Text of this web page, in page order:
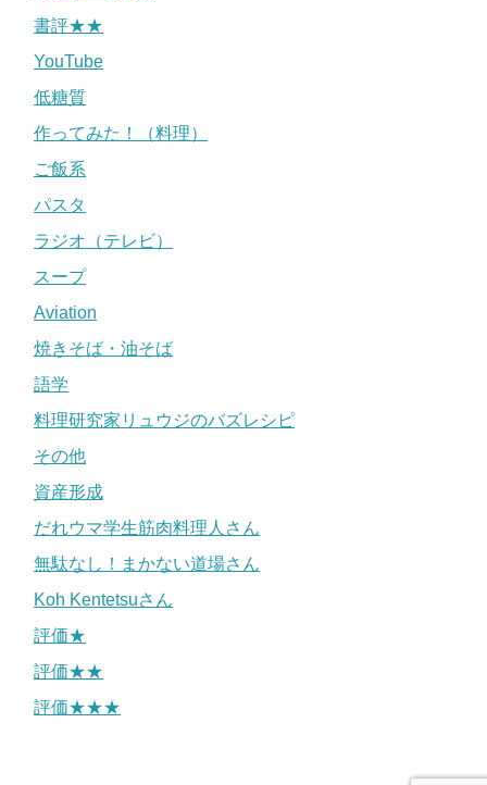
書評★★
YouTube
低糖質
作ってみた！（料理）
ご飯系
パスタ
ラジオ（テレビ）
スープ
Aviation
焼きそば・油そば
語学
料理研究家リュウジのバズレシピ
その他
資産形成
だれウマ学生筋肉料理人さん
無駄なし！まかない道場さん
Koh Kentetsuさん
評価★
評価★★
評価★★★